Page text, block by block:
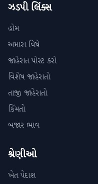
ઝડપી લિંક્સ
હોમ
અમારા વિષે
જાહેરાત પોસ્ટ કરો
વિશેષ જાહેરાતો
તાજી જાહેરાતો
કિંમતો
બજાર ભાવ
શ્રેણીઓ
ખેત પેદાશ